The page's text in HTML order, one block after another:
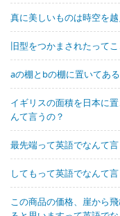
真に美しいものは時空を
旧型をつかまされたって
aの棚とbの棚に置いてあ
イギリスの面積を日本に
んて言うの？
最先端って英語でなんて言
してもって英語でなんて言
この商品の価格、崖から